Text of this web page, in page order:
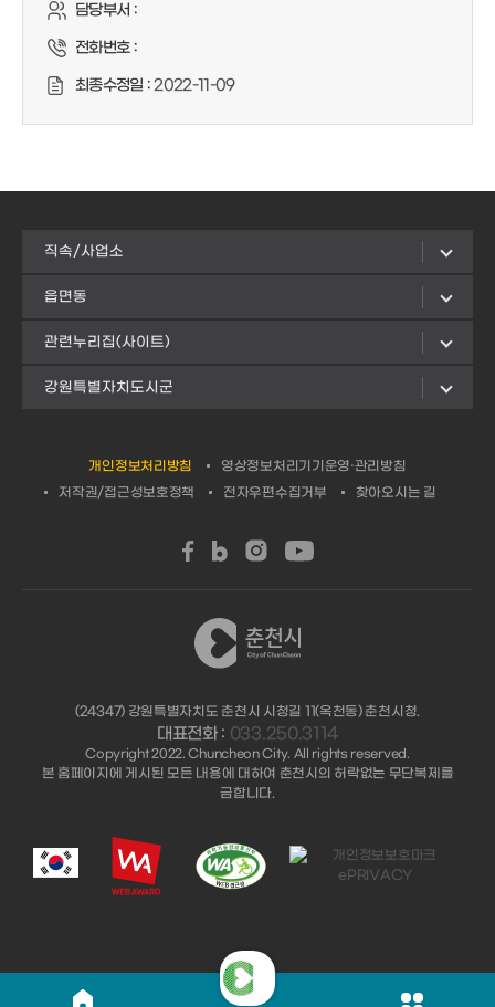
담당부서 :
전화번호 :
최종수정일 :2022-11-09
직속/사업소
읍면동
관련누리집(사이트)
강원특별자치도시군
개인정보처리방침
영상정보처리기기운영·관리방침
저작권/접근성보호정책
전자우편수집거부 찾아오시는 길
(24347) 강원특별자치도 춘천시 시청길 11(옥천동) 춘천시청.
대표전화 : 033.250.3114
Copyright 2022. Chuncheon City. All rights reserved.
본 홈페이지에 게시된 모든 내용에 대하여 춘천시의 허락없는 무단복제를
금합니다.